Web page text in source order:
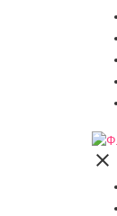
